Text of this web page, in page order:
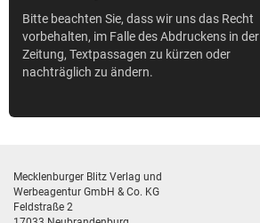
Bitte beachten Sie, dass wir uns das Recht
vorbehalten, im Falle des Abdruckens in der
Zeitung, Textpassagen zu kürzen oder
nachträglich zu ändern.
Mecklenburger Blitz Verlag und
Werbeagentur GmbH & Co. KG
Feldstraße 2